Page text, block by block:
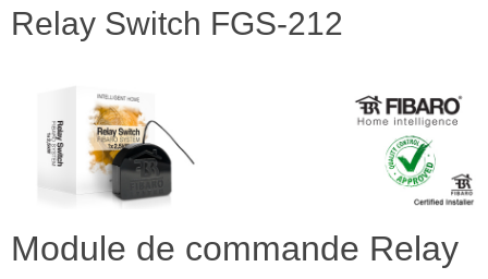
Relay Switch FGS-212
Module de commande Relay